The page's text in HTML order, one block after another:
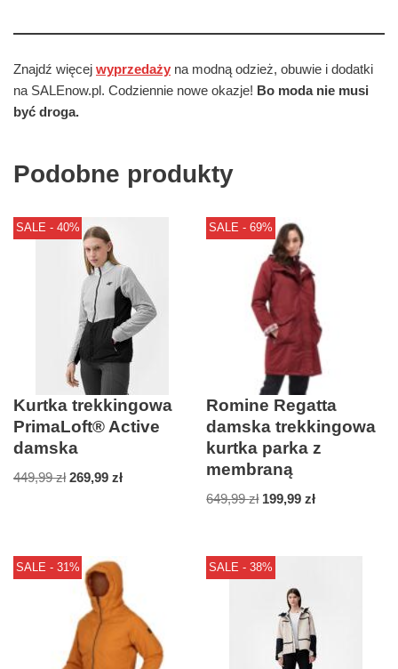
Znajdź więcej wyprzedaży na modną odzież, obuwie i dodatki
na SALEnow.pl. Codziennie nowe okazje! Bo moda nie musi
być droga.
Podobne produkty
SALE - 40%
Kurtka trekkingowa
PrimaLoft® Active
damska
449,99zł 269,99 zł
SALE - 69%
Romine Regatta
damska trekkingowa
kurtka parka z
membraną
649,99zł 199,99zł
SALE - 31% SALE - 38%